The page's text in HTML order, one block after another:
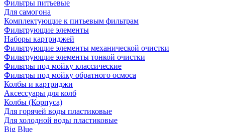
Фильтры питьевые
Для самогона
Комплектующие к питьевым фильтрам
Фильтрующие элементы
Наборы картриджей
Фильтрующие элементы механической очистки
Фильтрующие элементы тонкой очистки
Фильтры под мойку классические
Фильтры под мойку обратного осмоса
Колбы и картриджи
Аксессуары для колб
Колбы (Корпуса)
Для горячей воды пластиковые
Для холодной воды пластиковые
Big Blue